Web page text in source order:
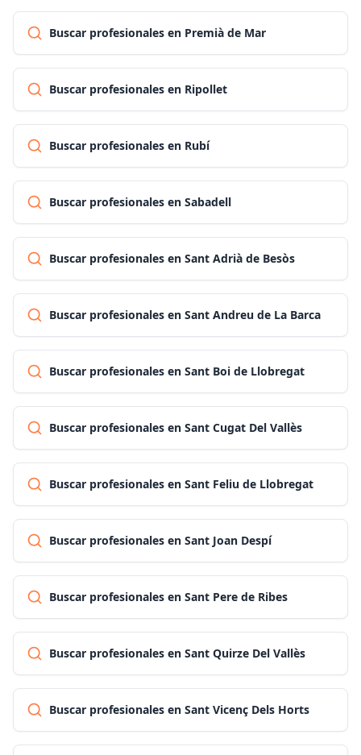
Buscar profesionales en Premià de Mar
Buscar profesionales en Ripollet
Buscar profesionales en Rubí
Buscar profesionales en Sabadell
Buscar profesionales en Sant Adrià de Besòs
Buscar profesionales en Sant Andreu de La Barca
Buscar profesionales en Sant Boi de Llobregat
Buscar profesionales en Sant Cugat Del Vallès
Buscar profesionales en Sant Feliu de Llobregat
Buscar profesionales en Sant Joan Despí
Buscar profesionales en Sant Pere de Ribes
Buscar profesionales en Sant Quirze Del Vallès
Buscar profesionales en Sant Vicenç Dels Horts